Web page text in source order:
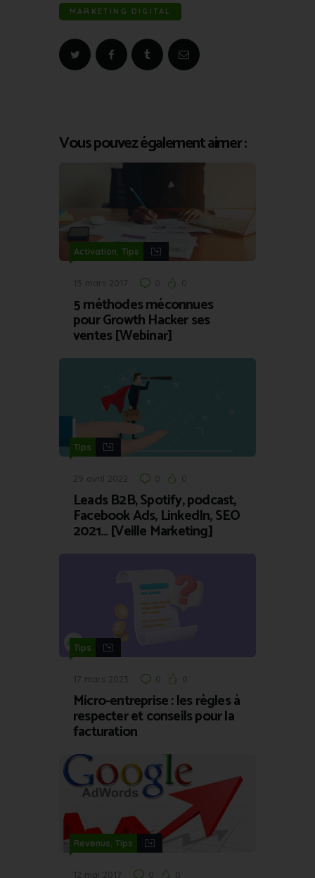
MARKETING DIGITAL
Vous pouvez également aimer :
Activation, Tips
15 mars 2017 0 0
5 méthodes méconnues
pour Growth Hacker ses
ventes [Webinar]
Tips
29 avril 2022 0 0
Leads B2B, Spotify, podcast,
Facebook Ads, LinkedIn, SEO
2021… [Veille Marketing]
Tips
17 mars 2023 0 0
Micro-entreprise : les règles à
respecter et conseils pour la
facturation
Revenus, Tips
12 mai 2017 0 0